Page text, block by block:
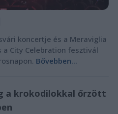
koncertje és a Meraviglia
City Celebration fesztivál
Bővebben...
a krokodilokkal őrzött